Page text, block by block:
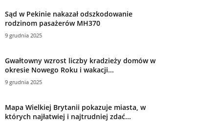
Sąd w Pekinie nakazał odszkodowanie
rodzinom pasażerów MH370
9 grudnia 2025
Gwałtowny wzrost liczby kradzieży domów w
okresie Nowego Roku i wakacji...
9 grudnia 2025
Mapa Wielkiej Brytanii pokazuje miasta, w
których najłatwiej i najtrudniej zdać...